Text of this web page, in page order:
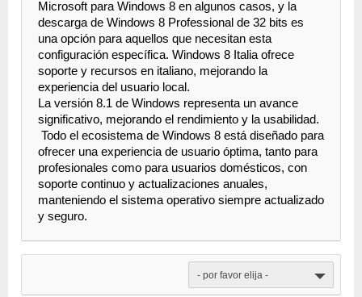
Microsoft para Windows 8 en algunos casos, y la
descarga de Windows 8 Professional de 32 bits es
una opción para aquellos que necesitan esta
configuración específica. Windows 8 Italia ofrece
soporte y recursos en italiano, mejorando la
experiencia del usuario local.
La versión 8.1 de Windows representa un avance
significativo, mejorando el rendimiento y la usabilidad.
ofrecer una experiencia de usuario óptima, tanto para
profesionales como para usuarios domésticos, con
soporte continuo y actualizaciones anuales,
manteniendo el sistema operativo siempre actualizado
y seguro.
- por favor elija -